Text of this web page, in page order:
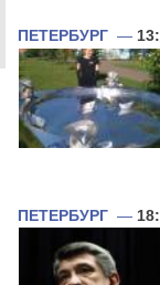
ПЕТЕРБУРГ —
ПЕТЕРБУРГ —